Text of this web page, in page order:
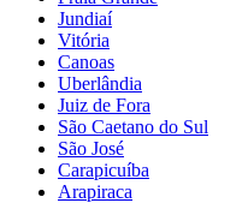
Jundiaí
Vitória
Canoas
Uberlândia
Juiz de Fora
São Caetano do Sul
São José
Carapicuíba
Arapiraca